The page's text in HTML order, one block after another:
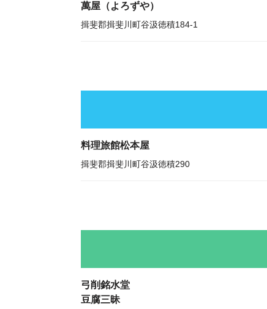
萬屋（よろずや）
揖斐郡揖斐川町谷汲徳積184-1
料理旅館松本屋
揖斐郡揖斐川町谷汲徳積290
弓削銘水堂
豆腐三昧